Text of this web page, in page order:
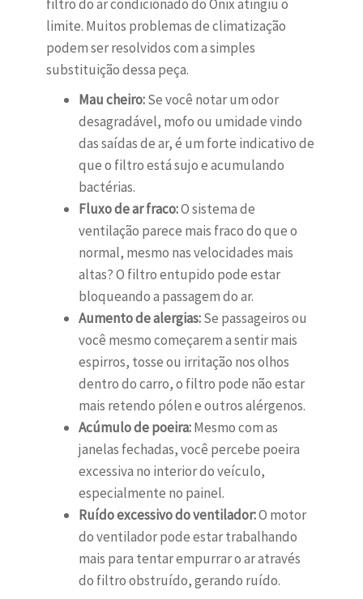
filtro do ar condicionado do Onix atingiu o
limite. Muitos problemas de climatização
podem ser resolvidos com a simples
substituição dessa peça.
Mau cheiro:Se você notar um odor
desagradável, mofo ou umidade vindo
das saídas de ar, é um forte indicativo de
que o filtro está sujo e acumulando
bactérias.
Fluxo de ar fraco:O sistema de
ventilação parece mais fraco do que o
normal, mesmo nas velocidades mais
altas? O filtro entupido pode estar
bloqueando a passagem do ar.
Aumento de alergias:Se passageiros ou
você mesmo começarem a sentir mais
espirros, tosse ou irritação nos olhos
dentro do carro, o filtro pode não estar
mais retendo pólen e outros alérgenos.
Acúmulo de poeira:Mesmo com as
janelas fechadas, você percebe poeira
excessiva no interior do veículo,
especialmente no painel.
Ruído excessivo do ventilador:O motor
do ventilador pode estar trabalhando
mais para tentar empurrar o ar através
do filtro obstruído, gerando ruído.